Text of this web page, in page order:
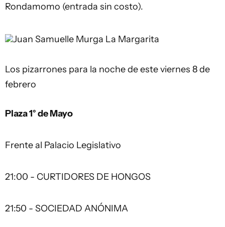
Rondamomo (entrada sin costo).
Juan Samuelle Murga La Margarita
Los pizarrones para la noche de este viernes 8 de
febrero
Plaza 1° de Mayo
Frente al Palacio Legislativo
21:00 - CURTIDORES DE HONGOS
21:50 - SOCIEDAD ANÓNIMA